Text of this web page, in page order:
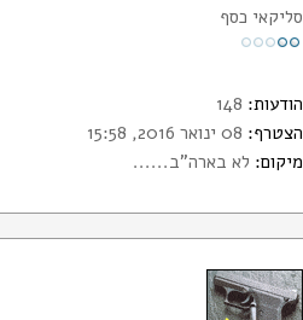
סליקאי כסף
הודעות:
הצטרף:
מיקום: לא בארה"ב......